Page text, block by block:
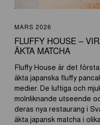
MARS 2026
FLUFFY HOUSE –
ÄKTA MATCHA
Fluffy House är det
äkta japanska fluffy
medier. De luftiga och
molnliknande utseende
deras nya restaurang i
äkta japansk matcha i